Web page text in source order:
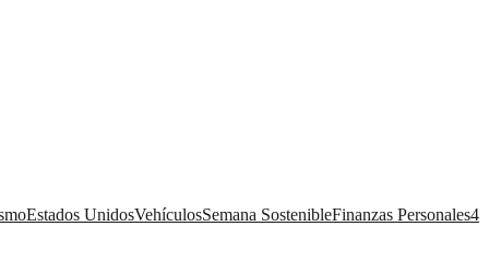
Estados UnidosVehículosSemana SostenibleFinanzas Personales4